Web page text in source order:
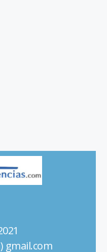
2021
gmail.com